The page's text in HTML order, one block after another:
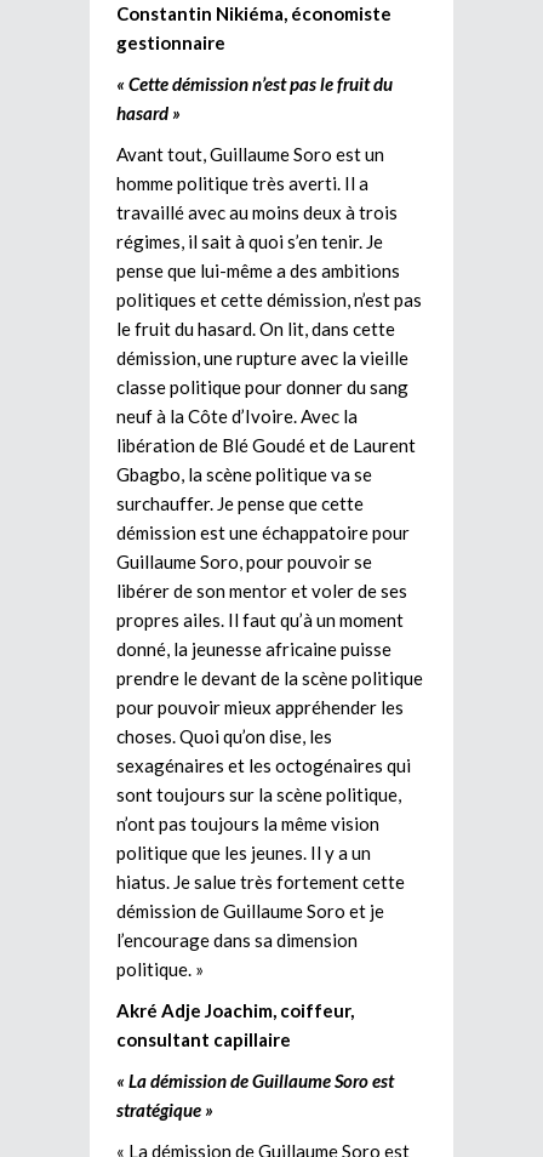
Constantin Nikiéma, économiste
gestionnaire
« Cette démission n’est pas le fruit du
hasard »
Avant tout, Guillaume Soro est un
homme politique très averti. Il a
travaillé avec au moins deux à trois
régimes, il sait à quoi s’en tenir. Je
pense que lui-même a des ambitions
politiques et cette démission, n’est pas
le fruit du hasard. On lit, dans cette
démission, une rupture avec la vieille
classe politique pour donner du sang
neuf à la Côte d’Ivoire. Avec la
libération de Blé Goudé et de Laurent
Gbagbo, la scène politique va se
surchauffer. Je pense que cette
démission est une échappatoire pour
Guillaume Soro, pour pouvoir se
libérer de son mentor et voler de ses
propres ailes. Il faut qu’à un moment
donné, la jeunesse africaine puisse
prendre le devant de la scène politique
pour pouvoir mieux appréhender les
choses. Quoi qu’on dise, les
sexagénaires et les octogénaires qui
sont toujours sur la scène politique,
n’ont pas toujours la même vision
politique que les jeunes. Il y a un
hiatus. Je salue très fortement cette
démission de Guillaume Soro et je
l’encourage dans sa dimension
politique. »
Akré Adje Joachim, coiffeur,
consultant capillaire
« La démission de Guillaume Soro est
stratégique »
« La démission de Guillaume Soro est